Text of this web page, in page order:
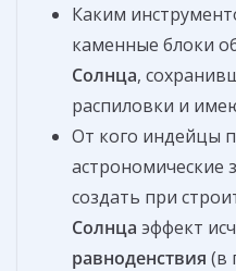
Каким
каменные блоки
Солнца,
распиловки и
От кого индейцы
астрономические
создать при
Солнца эффект
равноденствия (в